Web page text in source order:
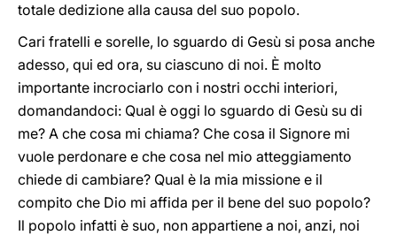
totale dedizione alla causa del suo popolo.
Cari fratelli e sorelle, lo sguardo di Gesù si posa anche
adesso, qui ed ora, su ciascuno di noi. È molto
importante incrociarlo con i nostri occhi interiori,
domandandoci: Qual è oggi lo sguardo di Gesù su di
me? A che cosa mi chiama? Che cosa il Signore mi
vuole perdonare e che cosa nel mio atteggiamento
chiede di cambiare? Qual è la mia missione e il
compito che Dio mi affida per il bene del suo popolo?
Il popolo infatti è suo, non appartiene a noi, anzi, noi